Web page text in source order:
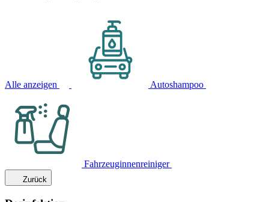
Alle anzeigen Autoshampoo
Fahrzeuginnenreiniger
Zurück